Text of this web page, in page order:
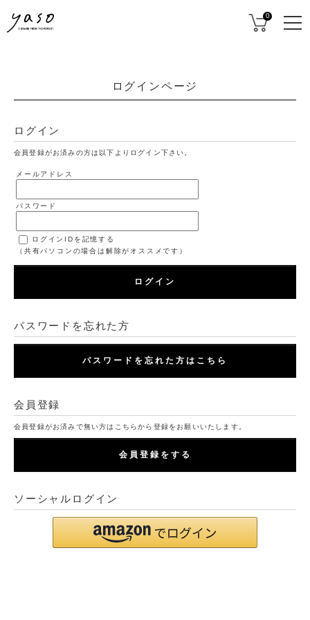
0
ログインページ
ログイン
会員登録がお済みの方は以下よりログイン下さい。
メールアドレス
パスワード
ログインIDを記憶する
（共有パソコンの場合は解除がオススメです）
ログイン
パスワードを忘れた方
パスワードを忘れた方はこちら
会員登録
会員登録がお済みで無い方はこちらから登録をお願いいたします。
会員登録をする
ソーシャルログイン